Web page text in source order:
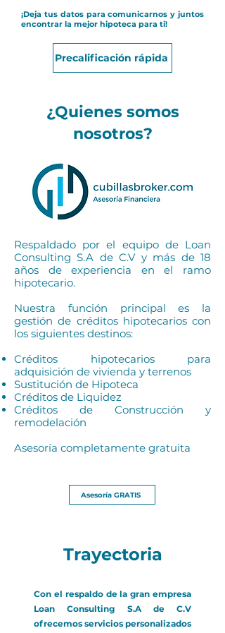
¡Deja tus datos para comunicarnos y juntos
encontrar la mejor hipoteca para ti!
Precalificación rápida
¿Quienes somos
nosotros?
Respaldado por el equipo de Loan
Consulting S.A de C.V y más de 18
años de experiencia en el ramo
hipotecario.
Nuestra función principal es la
gestión de créditos hipotecarios con
los siguientes destinos:
Créditos hipotecarios para
adquisición de vivienda y terrenos
Sustitución de Hipoteca
Créditos de Liquidez
Créditos de Construcción y
remodelación
Asesoría completamente gratuita
Asesoría GRATIS
Trayectoria
Con el respaldo de la gran empresa
Loan Consulting S.A de C.V
ofrecemos servicios personalizados